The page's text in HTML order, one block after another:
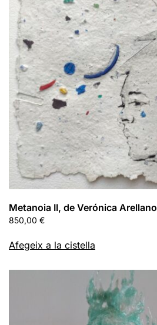
Metanoia II, de Verónica Arellano
850,00 €
Afegeix a la cistella